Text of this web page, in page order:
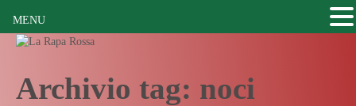
Archivio tag: noci
MENU